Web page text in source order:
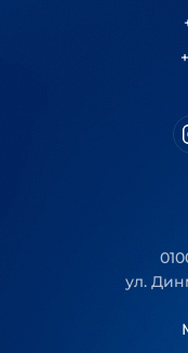
ул.